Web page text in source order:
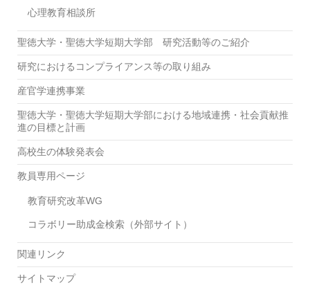
心理教育相談所
聖徳大学・聖徳大学短期大学部 研究活動等のご紹介
研究におけるコンプライアンス等の取り組み
産官学連携事業
聖徳大学・聖徳大学短期大学部における地域連携・社会貢献推
進の目標と計画
高校生の体験発表会
教員専用ページ
教育研究改革WG
コラボリー助成金検索（外部サイト）
関連リンク
サイトマップ